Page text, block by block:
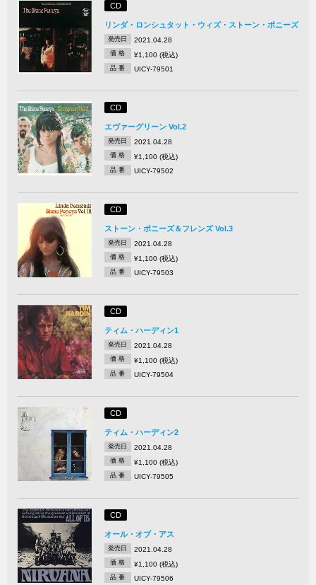
CD
リンダ・ロンシュタット・ウィズ・ストーン・ポニーズ
発売日 2021.04.28
価 格 ¥1,100 (税込)
品 番 UICY-79501
CD
エヴァーグリーン Vol.2
発売日 2021.04.28
価 格 ¥1,100 (税込)
品 番 UICY-79502
CD
ストーン・ポニーズ＆フレンズ Vol.3
発売日 2021.04.28
価 格 ¥1,100 (税込)
品 番 UICY-79503
CD
ティム・ハーディン1
発売日 2021.04.28
価 格 ¥1,100 (税込)
品 番 UICY-79504
CD
ティム・ハーディン2
発売日 2021.04.28
価 格 ¥1,100 (税込)
品 番 UICY-79505
CD
オール・オブ・アス
発売日 2021.04.28
価 格 ¥1,100 (税込)
品 番 UICY-79506